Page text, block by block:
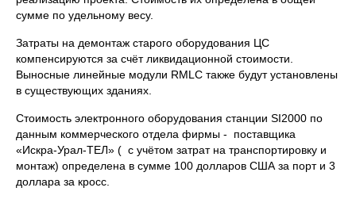
сумме по удельному весу.
Затраты на демонтаж старого оборудования ЦС
компенсируются за счёт ликвидационной стоимости.
Выносные линейные модули RMLC также будут установлены
в существующих зданиях.
Стоимость электронного оборудования станции SI2000 по
данным коммерческого отдела фирмы - поставщика
«Искра-Урал-ТЕЛ» ( с учётом затрат на транспортировку и
монтаж) определена в сумме 100 долларов США за порт и 3
доллара за кросс.